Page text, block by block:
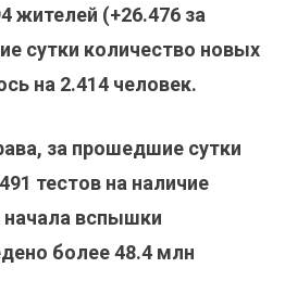
жителей (+26.476 за
сутки количество новых
на 2.414 человек.
за прошедшие сутки
тестов на наличие
начала вспышки
более 48.4 млн